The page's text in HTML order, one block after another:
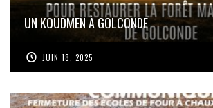
UN KOUDMEN À GOLCONDE
JUIN 18, 2025